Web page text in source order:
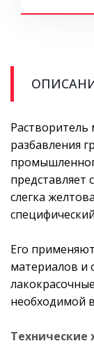
Растворитель
разбавления
представляет
слегка
Его
материалов и
необходимой
Технические